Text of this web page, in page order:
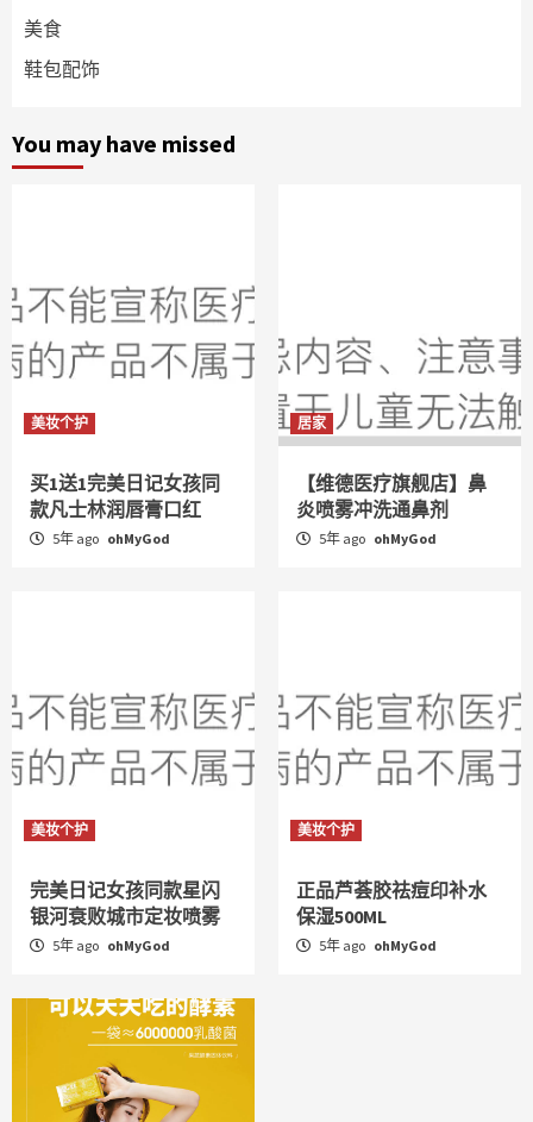
美食
鞋包配饰
You may have missed
美妆个护
买1送1完美日记女孩同
款凡士林润唇膏口红
5年 ago ohMyGod
居家
【维德医疗旗舰店】鼻
炎喷雾冲洗通鼻剂
5年 ago ohMyGod
美妆个护
完美日记女孩同款星闪
银河衰败城市定妆喷雾
5年 ago ohMyGod
美妆个护
正品芦荟胶祛痘印补水
保湿500ML
5年 ago ohMyGod